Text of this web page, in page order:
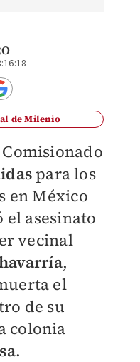
de Milenio
para los
en México
el asesinato
vecinal
,
el
de su
colonia
.